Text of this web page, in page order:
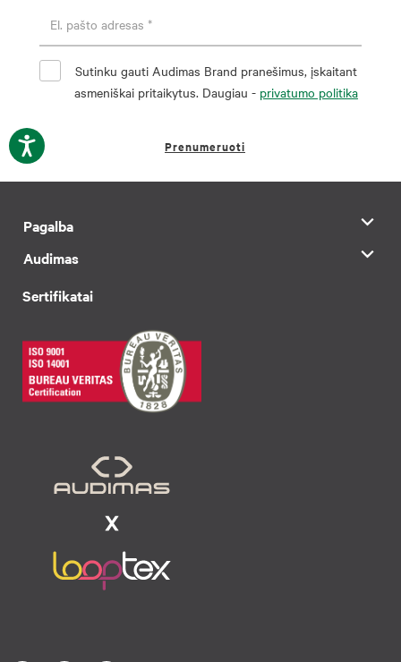
Sutinku gauti Audimas Brand pranešimus, įskaitant
asmeniškai pritaikytus. Daugiau - privatumo politika
Prenumeruoti
Pagalba
Audimas
Sertifikatai